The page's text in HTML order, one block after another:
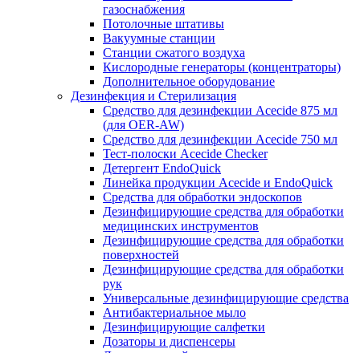
газоснабжения
Потолочные штативы
Вакуумные станции
Станции сжатого воздуха
Кислородные генераторы (концентраторы)
Дополнительное оборудование
Дезинфекция и Стерилизация
Средство для дезинфекции Acecide 875 мл
(для OER-AW)
Средство для дезинфекции Acecide 750 мл
Тест-полоски Acecide Checker
Детергент EndoQuick
Линейка продукции Acecide и EndoQuick
Средства для обработки эндоскопов
Дезинфицирующие средства для обработки
медицинских инструментов
Дезинфицирующие средства для обработки
поверхностей
Дезинфицирующие средства для обработки
рук
Универсальные дезинфицирующие средства
Антибактериальное мыло
Дезинфицирующие салфетки
Дозаторы и диспенсеры